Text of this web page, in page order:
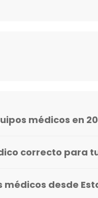
médicos en
correcto para
desde